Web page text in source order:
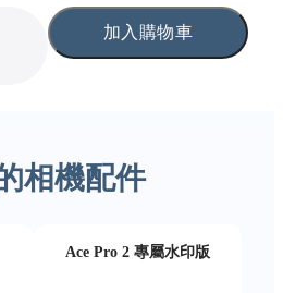
加入購物車
相機配件
Ace Pro 2 專屬水印版